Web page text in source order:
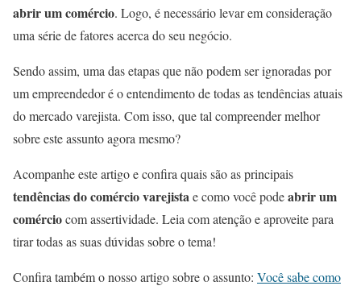
abrir um comércio. Logo, é necessário levar em consideração
uma série de fatores acerca do seu negócio.
Sendo assim, uma das etapas que não podem ser ignoradas por
um empreendedor é o entendimento de todas as tendências atuais
do mercado varejista. Com isso, que tal compreender melhor
sobre este assunto agora mesmo?
Acompanhe este artigo e confira quais são as principais
tendências do comércio varejistae como você podeabrir um
comérciocom assertividade. Leia com atenção e aproveite para
tirar todas as suas dúvidas sobre o tema!
Confira também o nosso artigo sobre o assunto: Você sabe como